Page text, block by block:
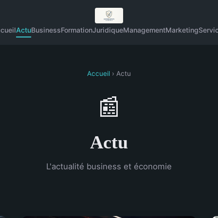
ActuBusinessFormationJuridiqueManagementMarketing
Accueil › Actu
📰
Actu
L'actualité business et économie